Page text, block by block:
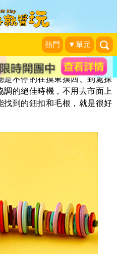
熱門 ▼單元
是不停的在摸東摸西、到處探
的絕佳時機，不用去市面上
找到的鈕扣和毛根，就是很好